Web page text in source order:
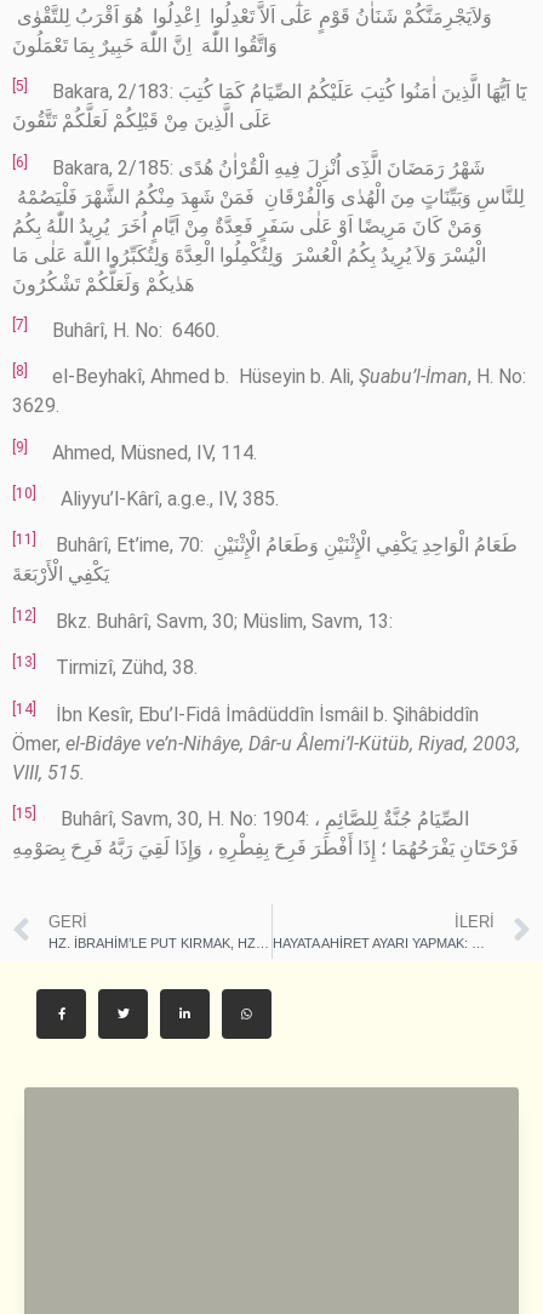
ﻭَﻟﺎَﻳَﺠْﺮِﻣَﻨَّﻜُﻢْ ﺷَﻨَﺎٰﻥُ ﻗَﻮْﻡٍ ﻋَﻠٰٓﻰ ﺍَﻟﺎَّ ﺗَﻌْﺪِﻟُﻮﺍ ﺍِﻋْﺪِﻟُﻮﺍ ﻫُﻮَ ﺍَﻗْﺮَﺏُ ﻟِﻠﺘَّﻘْﻮٰﻯ
ﻭَﺍﺗَّﻘُﻮﺍ ﺍﻟﻠّٰﻪَ ﺍِﻥَّ ﺍﻟﻠّٰﻪَ ﺧَﺒِﻴﺮٌ ﺑِﻤَﺎ ﺗَﻌْﻤَﻠُﻮﻥَ
[5]
Bakara, 2/183: ﻳَٓﺎ ﺍَﻳُّﻬَﺎ ﺍﻟَّﺬِﻳﻦَ ﺍٰﻣَﻨُﻮﺍ ﻛُﺘِﺐَ ﻋَﻠَﻴْﻜُﻢُ ﺍﻟﺼِّﻴَﺎﻡُ ﻛَﻤَﺎ ﻛُﺘِﺐَ
ﻋَﻠَﻰ ﺍﻟَّﺬِﻳﻦَ ﻣِﻦْ ﻗَﺒْﻠِﻜُﻢْ ﻟَﻌَﻠَّﻜُﻢْ ﺗَﺘَّﻘُﻮﻥَ
[6]
Bakara, 2/185: ﺷَﻬْﺮُ ﺭَﻣَﻀَﺎﻥَ ﺍﻟَّﺬِٓﻯ ﺍُﻧْﺰِﻝَ ﻓِﻴﻪِ ﺍﻟْﻘُﺮْﺍٰﻥُ ﻫُﺪًﻯ
ﻟِﻠﻨَّﺎﺱِ ﻭَﺑَﻴِّﻨَﺎﺕٍ ﻣِﻦَ ﺍﻟْﻬُﺪٰﻯ ﻭَﺍﻟْﻔُﺮْﻗَﺎﻥِ ﻓَﻤَﻦْ ﺷَﻬِﺪَ ﻣِﻨْﻜُﻢُ ﺍﻟﺸَّﻬْﺮَ ﻓَﻠْﻴَﺼُﻤْﻪُ
ﻭَﻣَﻦْ ﻛَﺎﻥَ ﻣَﺮِﻳﻀًﺎ ﺍَﻭْ ﻋَﻠٰﻰ ﺳَﻔَﺮٍ ﻓَﻌِﺪَّﺓٌ ﻣِﻦْ ﺍَﻳَّﺎﻡٍ ﺍُﺧَﺮَ ﻳُﺮِﻳﺪُ ﺍﻟﻠّٰﻪُ ﺑِﻜُﻢُ
ﺍﻟْﻴُﺴْﺮَ ﻭَﻟﺎَ ﻳُﺮِﻳﺪُ ﺑِﻜُﻢُ ﺍﻟْﻌُﺴْﺮَ ﻭَﻟِﺘُﻜْﻤِﻠُﻮﺍ ﺍﻟْﻌِﺪَّﺓَ ﻭَﻟِﺘُﻜَﺒِّﺮُﻭﺍ ﺍﻟﻠّٰﻪَ ﻋَﻠٰﻰ ﻣَﺎ
ﻫَﺪٰﻳﻜُﻢْ ﻭَﻟَﻌَﻠَّﻜُﻢْ ﺗَﺸْﻜُﺮُﻭﻥَ
[7] Buhârî, H. No: 6460.
[8] el-Beyhakî, Ahmed b. Hüseyin b. Ali, Şuabu’l-İman, H. No:
3629.
[9] Ahmed, Müsned, IV, 114.
[10] Aliyyu’l-Kârî, a.g.e., IV, 385.
[11]
Buhârî, Et’ime, 70: طَعَامُ الْوَاحِدِ يَكْفِي الْإِثْنَيْنِ وَطَعَامُ الْإِثْنَيْنِ
يَكْفِي الْأَرْبَعَةَ
[12] Bkz. Buhârî, Savm, 30; Müslim, Savm, 13:
[13] Tirmizî, Zühd, 38.
[14]
İbn Kesîr, Ebu’l-Fidâ İmâdüddîn İsmâil b. Şihâbiddîn
Ömer, el-Bidâye ve’n-Nihâye, Dâr-u Âlemi’l-Kütüb, Riyad, 2003,
VIII, 515.
[15]
Buhârî, Savm, 30, H. No: 1904: الصِّيَامُ جُنَّةٌ لِلصَّائِمِ ،
فَرْحَتَانِ يَفْرَحُهُمَا ؛ إِذَا أَفْطَرَ فَرِحَ بِفِطْرِهِ ، وَإِذَا لَقِيَ رَبَّهُ فَرِحَ بِصَوْمِهِ
GERI
HZ. İBRAHİM’LE PUT KIRMAK, HZ. MUHAMMED’LE ﷺ AYNI SAFTA DURMAKTIR ORUÇ[1]
İLERI
HAYATA AHİRET AYARI YAPMAK: ORUÇ